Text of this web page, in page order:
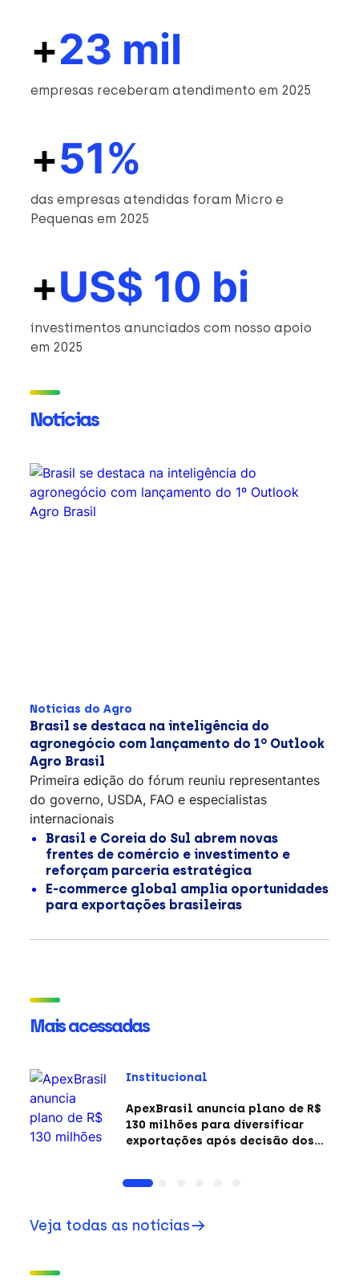
+23 mil
empresas receberam atendimento em 2025
+51%
das empresas atendidas foram Micro e
Pequenas em 2025
+US$ 10 bi
investimentos anunciados com nosso apoio
em 2025
Notícias
Notícias do Agro
Brasil se destaca na inteligência do
agronegócio com lançamento do 1º Outlook
Agro Brasil
Primeira edição do fórum reuniu representantes
do governo, USDA, FAO e especialistas
internacionais
Brasil e Coreia do Sul abrem novas
frentes de comércio e investimento e
reforçam parceria estratégica
E-commerce global amplia oportunidades
para exportações brasileiras
Mais acessadas
Institucional
ApexBrasil anuncia plano de R$
130 milhões para diversificar
exportações após decisão dos
Veja todas as notícias